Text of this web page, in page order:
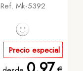
Ref. Mk-5392
Precio especial